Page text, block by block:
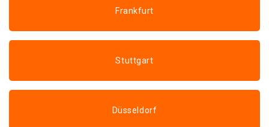
Frankfurt
Stuttgart
Düsseldorf